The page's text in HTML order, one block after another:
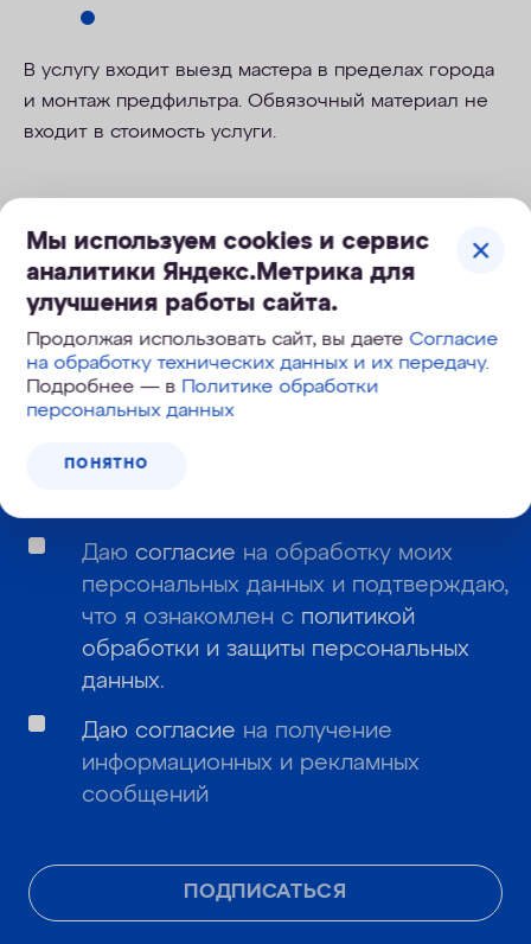
В услугу входит выезд мастера в пределах города
и монтаж предфильтра. Обвязочный материал не
входит в стоимость услуги.
Мы используем cookies и сервис
аналитики Яндекс.Метрика для
улучшения работы сайта.
Продолжая использовать сайт, вы даетеСогласие
на обработку технических данных и их передачу.
Подробнее — в Политике обработки
персональных данных
ПОНЯТНО
Корзина №
Узнайте первым о новинках и новостях:
ПОДПИСАТЬСЯ
Даю согласие на обработку моих
персональных данных и подтверждаю,
что я ознакомлен с политикой
обработки и защиты персональных
данных.
Даю согласие на получение
информационных и рекламных
сообщений